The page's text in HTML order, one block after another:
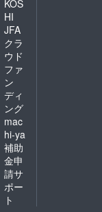
KOS
HI
JFA
クラ
ウド
ファ
ン
ディ
ング
mac
hi-ya
補助
金申
請サ
ポー
ト